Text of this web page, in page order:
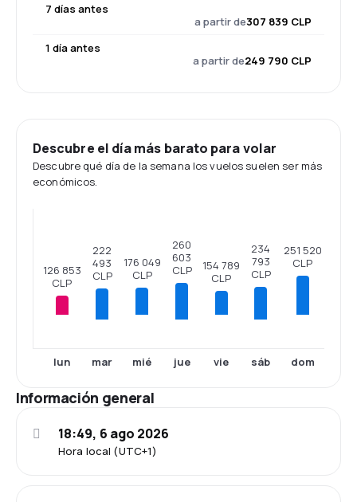
7 días antes
a partir de307 839 CLP
1 día antes
a partir de249 790 CLP
Descubre el día más barato para volar
Descubre qué día de la semana los vuelos suelen ser más
económicos.
126 853
CLP
lun
222
493
CLP
mar
176 049
CLP
mié
260
603
CLP
jue
154 789
CLP
vie
234
793
CLP
sáb
251 520
CLP
dom
Información general
Hora local (UTC+1)
18:49, 6 ago 2026